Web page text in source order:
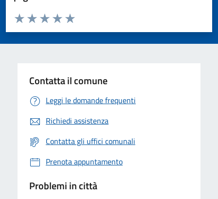
Valuta da 1 a 5 stelle la pagina
Valuta 5 stelle su 5
Valuta 4 stelle su 5
Valuta 3 stelle su 5
Valuta 2 stelle su 5
Valuta 1 stelle su 5
Contatta il comune
Leggi le domande frequenti
Richiedi assistenza
Contatta gli uffici comunali
Prenota appuntamento
Problemi in città